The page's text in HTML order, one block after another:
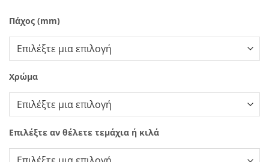
Πάχος (mm)
Χρώμα
Επιλέξτε αν θέλετε τεμάχια ή κιλά